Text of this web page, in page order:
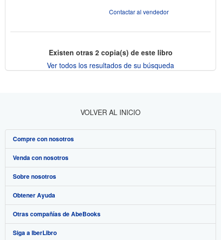
Contactar al vendedor
Existen otras 2copia(s) de este libro
Ver todos los resultados de su búsqueda
VOLVER AL INICIO
Compre con nosotros
Búsqueda avanzada
Colecciones
Mi cuenta
Mis pedidos
Ver carrito
Venda con nosotros
Comenzar a vender
Únase a nuestro programa de afiliados
Recomiende un vendedor
Sobre nosotros
Sobre IberLibro
Medios
Empleo
Obtener Ayuda
Preguntas frecuentes y guías
Atención al Cliente
Otras compañías de AbeBooks
AbeBooks.com
Siga a IberLibro